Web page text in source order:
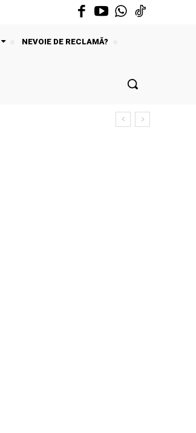
NEVOIE DE RECLAMĂ?